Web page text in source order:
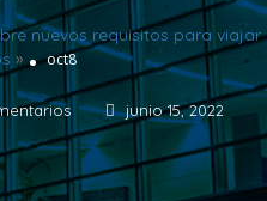
nuevos requisitos para viajar
» oct8
junio 15, 2022